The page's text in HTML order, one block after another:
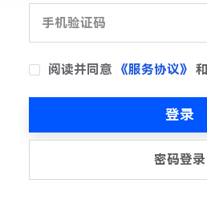
阅读并同意 《服务协议》 和
登录
密码登录